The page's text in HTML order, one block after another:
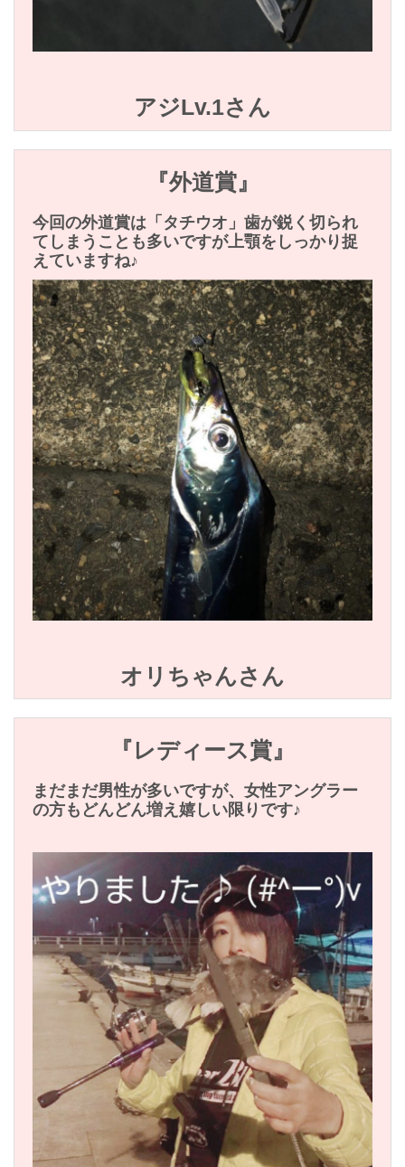
アジLv.1さん
『外道賞』
今回の外道賞は「タチウオ」歯が鋭く切られ
てしまうことも多いですが上顎をしっかり捉
えていますね♪
オリちゃんさん
『レディース賞』
まだまだ男性が多いですが、女性アングラー
の方もどんどん増え嬉しい限りです♪